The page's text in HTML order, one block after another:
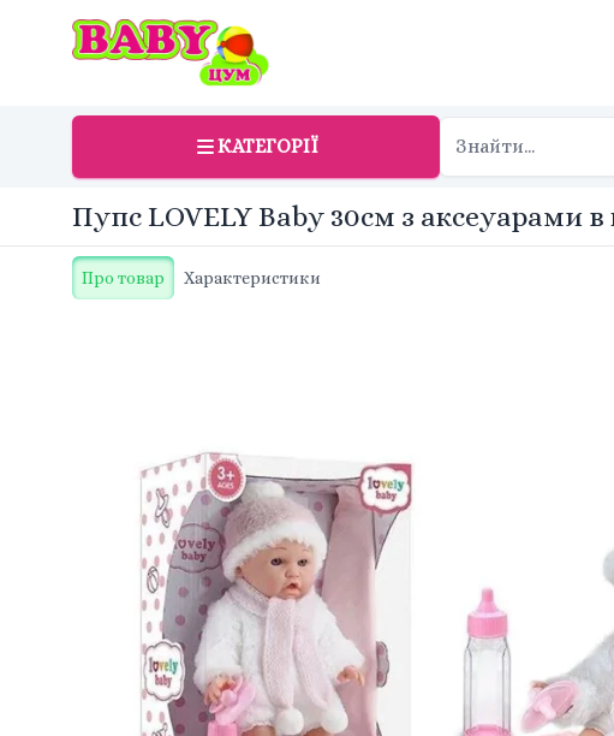
КАТЕГОРІЇ
Пупс LOVELY Baby 30см з аксеуарами
Про товар Характеристики